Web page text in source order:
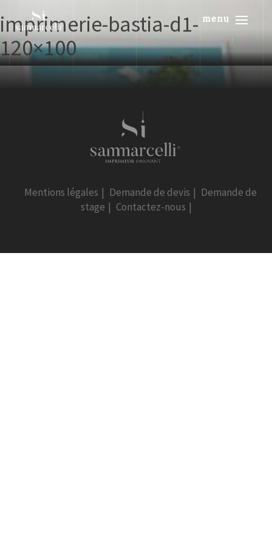
menu
imprimerie-bastia-d1-
120×100
Mentions légales | Demande de devis | Demande de
stage | Contactez-nous |